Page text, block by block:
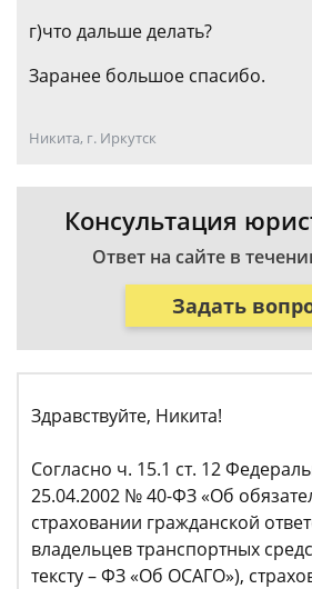
г)что дальше делать?
Заранее большое спасибо.
Никита, г. Иркутск
Консультация
Ответ на сайте в
Задать
Здравствуйте, Никита!
Согласно ч. 15.1 ст. 12
25.04.2002 № 40-ФЗ «Об
страховании гражданской
владельцев транспортных
тексту – ФЗ «Об ОСАГО»),